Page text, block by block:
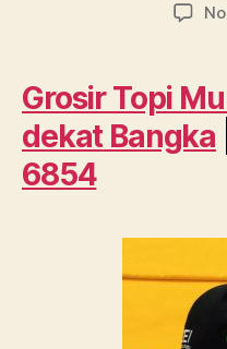
Grosir Topi
dekatBangka
6854